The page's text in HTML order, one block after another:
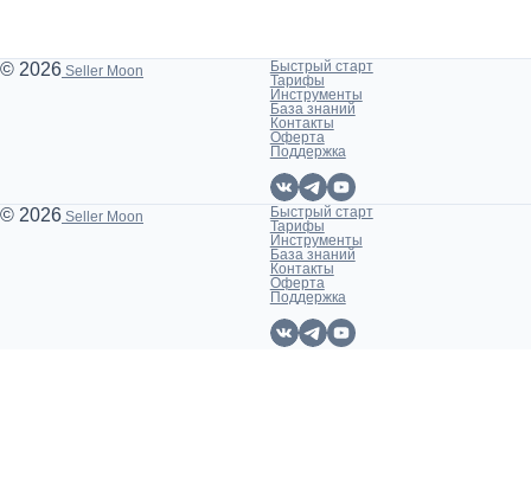
© 2026 Seller Moon
Быстрый старт
Тарифы
Инструменты
База знаний
Контакты
Оферта
Поддержка
© 2026 Seller Moon
Быстрый старт
Тарифы
Инструменты
База знаний
Контакты
Оферта
Поддержка